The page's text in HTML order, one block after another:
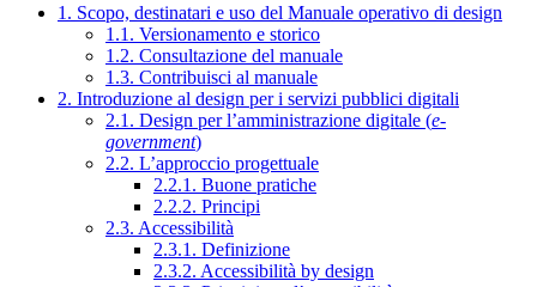
1. Scopo, destinatari e uso del Manuale operativo di design
1.1. Versionamento e storico
1.2. Consultazione del manuale
1.3. Contribuisci al manuale
2. Introduzione al design per i servizi pubblici digitali
2.1. Design per l’amministrazione digitale (e-
government)
2.2. L’approccio progettuale
2.2.1. Buone pratiche
2.2.2. Principi
2.3. Accessibilità
2.3.1. Definizione
2.3.2. Accessibilità by design